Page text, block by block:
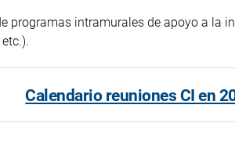
programas intramurales de apoyo a la
Calendario reuniones CI en